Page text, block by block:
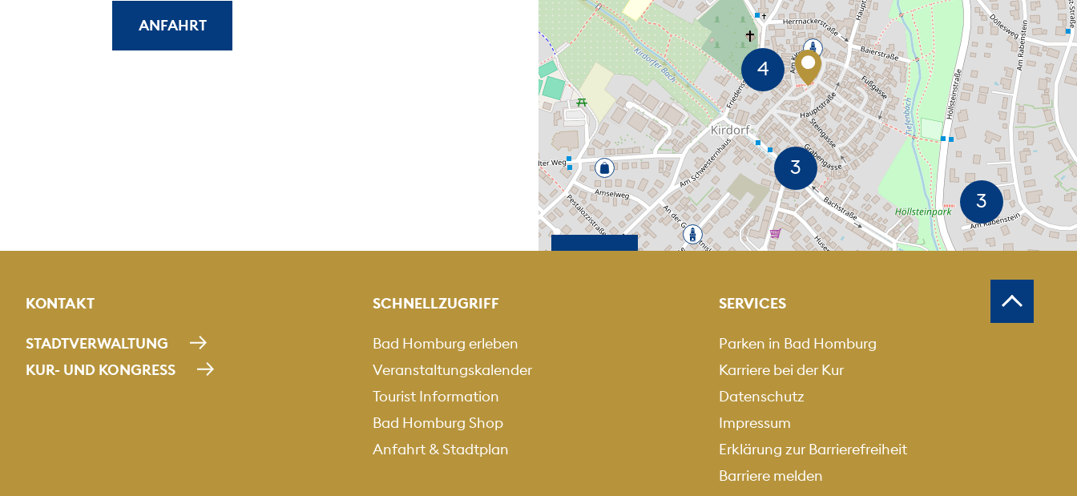
ANFAHRT
+KARTE HEREINZOOMEN
-KARTE HERAUSZOOMEN
KONTAKT
STADTVERWALTUNG
KUR- UND KONGRESS
SCHNELLZUGRIFF
Bad Homburg erleben
Veranstaltungskalender
Tourist Information
Bad Homburg Shop
Anfahrt & Stadtplan
SERVICES
Parken in Bad Homburg
Karriere bei der Kur
Datenschutz
Impressum
Erklärung zur Barrierefreiheit
Barriere melden